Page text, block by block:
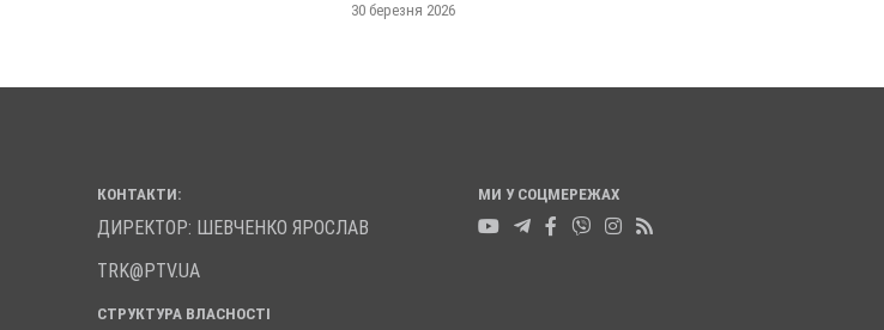
30 березня 2026
КОНТАКТИ:
ДИРЕКТОР: ШЕВЧЕНКО ЯРОСЛАВ
TRK@PTV.UA
СТРУКТУРА ВЛАСНОСТІ
МИ У СОЦМЕРЕЖАХ